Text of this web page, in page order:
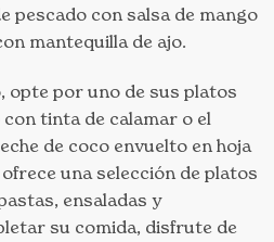
pescado con salsa de mango
mantequilla de ajo.
opte por uno de sus platos
tinta de calamar o el
de coco envuelto en hoja
una selección de platos
ensaladas y
su comida, disfrute de